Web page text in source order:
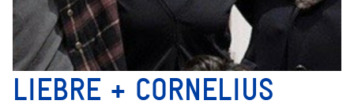
LIEBRE + CORNELIUS